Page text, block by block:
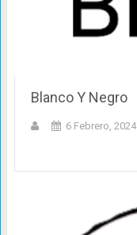
Blanco Y Negro
6 Febrero, 2024